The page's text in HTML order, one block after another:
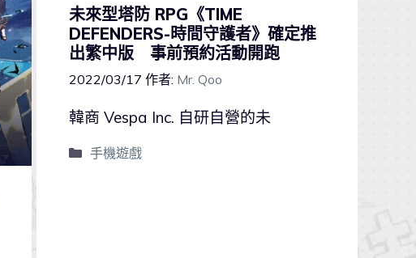
未來型塔防 RPG《TIME
DEFENDERS-時間守護者》確定推
出繁中版 事前預約活動開跑
2022/03/17 作者: Mr. Qoo
韓商 Vespa Inc. 自研自營的未
手機遊戲